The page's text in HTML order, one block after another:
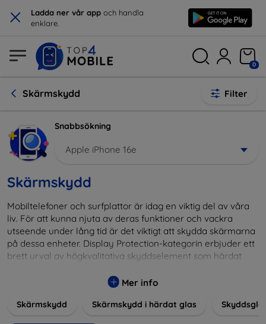
× Ladda ner vår app och handla
enklare.
0
Skärmskydd Filter
Snabbsökning
Apple iPhone 16e
Skärmskydd
Mobiltelefoner och surfplattor är idag en viktig del av våra
liv. För att kunna njuta av deras funktioner och vackra
utseende under lång tid är det viktigt att skydda skärmarna
på dessa enheter. Display Protection-kategorin erbjuder ett
brett urval av högkvalitativa skyddselement som härdat
säkerhet och förlänger skärmarnas livslängd. Härdat glas
mindre skador samtidigt som de minimerar fingeravtryck.
Mer info
Skärmskydd Skärmskydd i härdat glas